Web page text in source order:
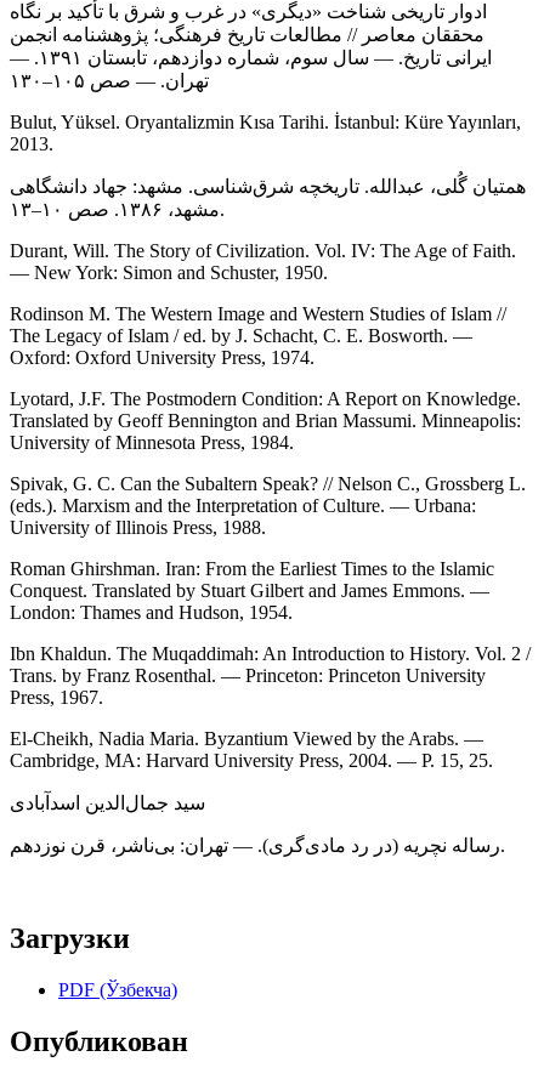
ادوار تاریخی شناخت «دیگری» در غرب و شرق با تأکید بر نگاه
محققان معاصر // مطالعات تاریخ فرهنگی؛ پژوهشنامه انجمن
ایرانی تاریخ. — سال سوم، شماره دوازدهم، تابستان ۱۳۹۱. —
تهران. — صص ۱۰۵–۱۳۰
Bulut, Yüksel. Oryantalizmin Kısa Tarihi. İstanbul: Küre Yayınları,
2013.
همتیان گُلی، عبدالله. تاریخچه شرق‌شناسی. مشهد: جهاد دانشگاهی
مشهد، ۱۳۸۶. صص ۱۰–۱۳.
Durant, Will. The Story of Civilization. Vol. IV: The Age of Faith.
— New York: Simon and Schuster, 1950.
Rodinson M. The Western Image and Western Studies of Islam //
The Legacy of Islam / ed. by J. Schacht, C. E. Bosworth. —
Oxford: Oxford University Press, 1974.
Lyotard, J.F. The Postmodern Condition: A Report on Knowledge.
Translated by Geoff Bennington and Brian Massumi. Minneapolis:
University of Minnesota Press, 1984.
Spivak, G. C. Can the Subaltern Speak? // Nelson C., Grossberg L.
(eds.). Marxism and the Interpretation of Culture. — Urbana:
University of Illinois Press, 1988.
Roman Ghirshman. Iran: From the Earliest Times to the Islamic
Conquest. Translated by Stuart Gilbert and James Emmons. —
London: Thames and Hudson, 1954.
Ibn Khaldun. The Muqaddimah: An Introduction to History. Vol. 2 /
Trans. by Franz Rosenthal. — Princeton: Princeton University
Press, 1967.
El-Cheikh, Nadia Maria. Byzantium Viewed by the Arabs. —
Cambridge, MA: Harvard University Press, 2004. — P. 15, 25.
سید جمال‌الدین اسدآبادی
رساله نچریه (در رد مادی‌گری). — تهران: بی‌ناشر، قرن نوزدهم.
Загрузки
PDF (Ўзбекча)
Опубликован